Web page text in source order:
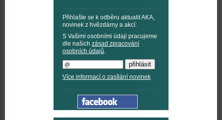
Přihlašte se k odběru aktualit AKA,
novinek z hvězdárny a akcí:
S Vašimi osobními údaji pracujeme
dle našich zásad zpracování
osobních údajů.
Více informací o zasílání novinek